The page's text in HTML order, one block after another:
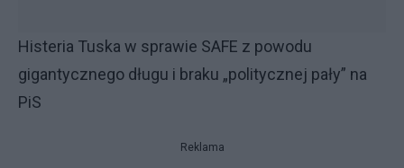
Histeria Tuska w sprawie SAFE z powodu
gigantycznego długu i braku „politycznej pały” na
PiS
Reklama